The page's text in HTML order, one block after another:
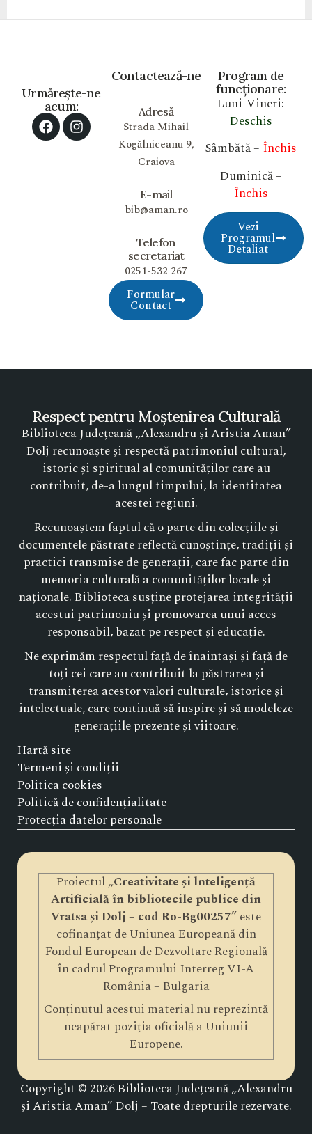
Program de
funcționare:
Luni-Vineri:
Deschis
Sâmbătă – Închis
Duminică –
Închis
Vezi
Programul
Detaliat
Contactează-ne
Adresă
Strada Mihail
Kogălniceanu 9,
Craiova
E-mail
bib@aman.ro
Telefon
secretariat
0251-532 267
Formular
Contact
Urmărește-ne
acum:
Respect pentru Moștenirea Culturală
Biblioteca Județeană „Alexandru și Aristia Aman”
Dolj recunoaște și respectă patrimoniul cultural,
istoric și spiritual al comunităților care au
contribuit, de-a lungul timpului, la identitatea
acestei regiuni.
Recunoaștem faptul că o parte din colecțiile și
documentele păstrate reflectă cunoștințe, tradiții și
practici transmise de generații, care fac parte din
memoria culturală a comunităților locale și
naționale. Biblioteca susține protejarea integrității
acestui patrimoniu și promovarea unui acces
responsabil, bazat pe respect și educație.
Ne exprimăm respectul față de înaintași și față de
toți cei care au contribuit la păstrarea și
transmiterea acestor valori culturale, istorice și
intelectuale, care continuă să inspire și să modeleze
generațiile prezente și viitoare.
Hartă site
Termeni și condiții
Politica cookies
Politică de confidențialitate
Protecția datelor personale
Proiectul „Creativitate și lnteligență
Artificială în bibliotecile publice din
Vratsa și Dolj – cod Ro-Bg00257” este
cofinanțat de Uniunea Europeană din
Fondul European de Dezvoltare Regională
în cadrul Programului Interreg VI-A
România – Bulgaria
Conținutul acestui material nu reprezintă
neapărat poziția oficială a Uniunii
Europene.
Copyright © 2026 Biblioteca Județeană „Alexandru
și Aristia Aman” Dolj – Toate drepturile rezervate.